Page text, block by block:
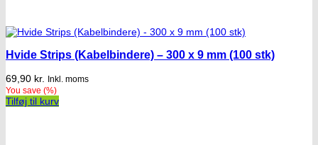
Hvide Strips (Kabelbindere) – 300 x 9 mm (100 stk)
69,90 kr. Inkl. moms
You save (%)
Tilføj til kurv